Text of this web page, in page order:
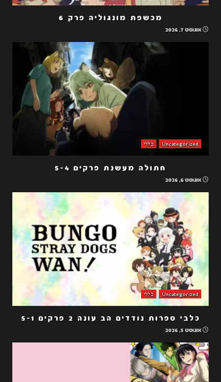
מכשפת מונגוליה פרק 6
אוגוסט 7, 2026
Uncategorized כללי
חתולה מעשנת פרקים 5-4
אוגוסט 6, 2026
Uncategorized כללי
כלבי ספרות נודדים הב עונה 2 פרקים 5-1
אוגוסט 5, 2026